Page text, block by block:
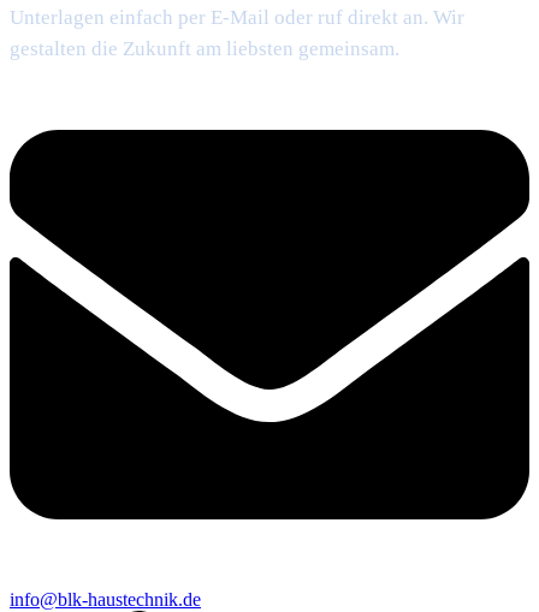
Unterlagen einfach per E-Mail oder ruf direkt an. Wir
gestalten die Zukunft am liebsten gemeinsam.
info@blk-haustechnik.de